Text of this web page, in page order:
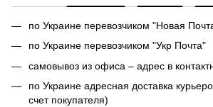
по Украине перевозчиком "Новая
по Украине перевозчиком "Укр Почта"
самовывоз из офиса – адрес в
по Украине адресная доставка
счет покупателя)